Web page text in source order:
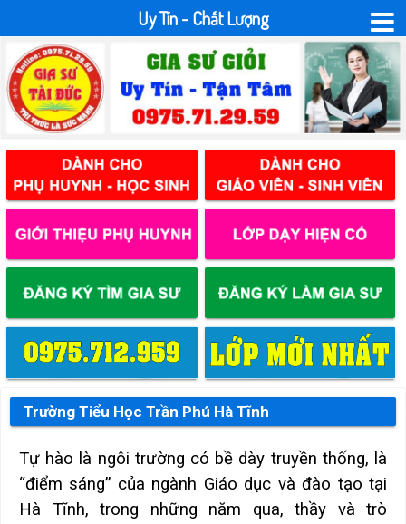
Trường Tiểu Học Trần Phú Hà Tĩnh
Tự hào là ngôi trường có bề dày truyền thống, là
“điểm sáng” của ngành Giáo dục và đào tạo tại
Hà Tĩnh, trong những năm qua, thầy và trò
Uy Tín - Chất Lượng